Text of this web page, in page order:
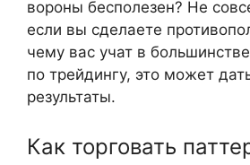
вороны бесполезен? Не
если вы сделаете
чему вас учат в
по трейдингу, это может
результаты.
Как торговать